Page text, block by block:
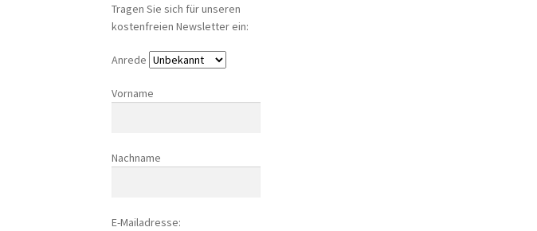
Tragen Sie sich für unseren
kostenfreien Newsletter ein:
Anrede
Vorname
Nachname
E-Mailadresse: